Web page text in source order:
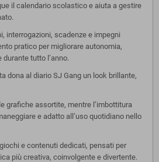
il calendario scolastico e aiuta a gestire
interrogazioni, scadenze e impegni
pratico per migliorare autonomia,
tutto l’anno.
dona al diario SJ Gang un look brillante,
grafiche assortite, mentre l’imbottitura
e adatto all’uso quotidiano nello
e contenuti dedicati, pensati per
più creativa, coinvolgente e divertente.